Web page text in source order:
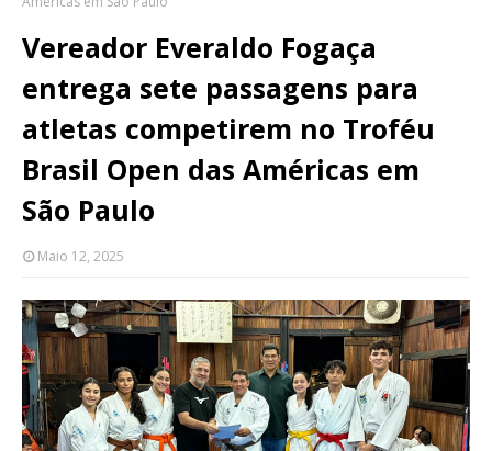
Vereador Everaldo Fogaça
entrega sete passagens para
atletas competirem no Troféu
Brasil Open das Américas em
São Paulo
Maio 12, 2025